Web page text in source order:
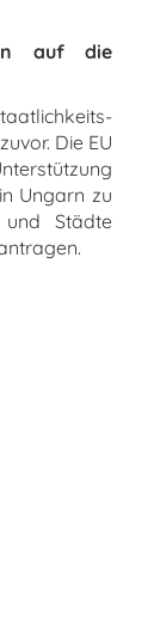
auf die
Die EU
Ungarn zu
Städte